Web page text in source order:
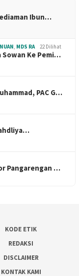
Ibun…
, MDS RA 22 Dilihat
Sowan Ke Pemi…
PAC G…
Pangarengan …
KODE ETIK
REDAKSI
DISCLAIMER
KONTAK KAMI